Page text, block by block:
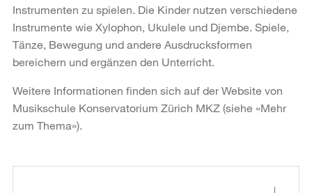
Instrumenten zu spielen. Die Kinder nutzen verschiedene
Instrumente wie Xylophon, Ukulele und Djembe. Spiele,
Tänze, Bewegung und andere Ausdrucksformen
bereichern und ergänzen den Unterricht.
Weitere Informationen finden sich auf der Website von
Musikschule Konservatorium Zürich MKZ (siehe «Mehr
zum Thema»).